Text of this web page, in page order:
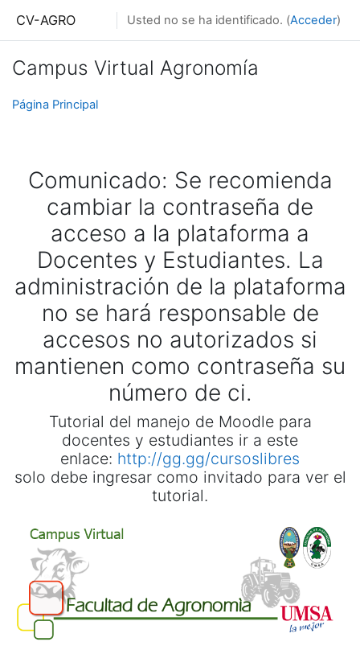
CV-AGRO Usted no se ha identificado. (Acceder)
Campus Virtual Agronomía
Página Principal
Comunicado: Se recomienda
cambiar la contraseña de
acceso a la plataforma a
Docentes y Estudiantes. La
administración de la plataforma
no se hará responsable de
accesos no autorizados si
mantienen como contraseña su
número de ci.
Tutorial del manejo de Moodle para
docentes y estudiantes ir a este
enlace: http://gg.gg/cursoslibres
solo debe ingresar como invitado para ver el
tutorial.